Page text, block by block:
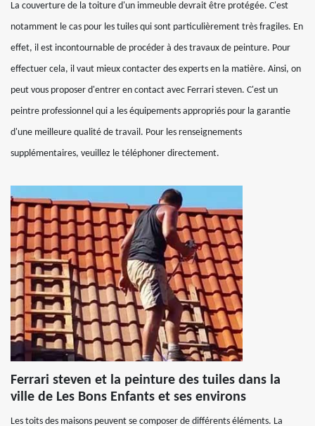
La couverture de la toiture d'un immeuble devrait être protégée. C'est
notamment le cas pour les tuiles qui sont particulièrement très fragiles. En
effet, il est incontournable de procéder à des travaux de peinture. Pour
effectuer cela, il vaut mieux contacter des experts en la matière. Ainsi, on
peut vous proposer d'entrer en contact avec Ferrari steven. C'est un
peintre professionnel qui a les équipements appropriés pour la garantie
d'une meilleure qualité de travail. Pour les renseignements
supplémentaires, veuillez le téléphoner directement.
Ferrari steven et la peinture des tuiles dans la
ville de Les Bons Enfants et ses environs
Les toits des maisons peuvent se composer de différents éléments. La